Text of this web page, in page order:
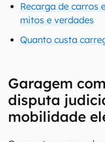
Recarga de carros
mitos e verdades
Quanto custa
Garagem
disputa
mobilidade